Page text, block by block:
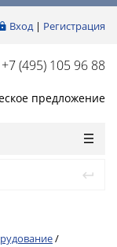
Вход| Регистрация
+7 (495) 105 96 88
предложение
/